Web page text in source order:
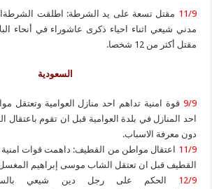
11/9 مقتل تسعة على يد الشرطة: اطلقت
مدني شيعي اثناء احياء ذكرى عاشوراء في أنحاء
مقتل أكثر من 12 شخصا.
السعودية
9/9 قوة امنية تداهم احد منازل العوامية وتعتقل
احد المنازل في بلدة العوامية قبل ان تقوم باعتقال
دون معرفة الاسباب.
11/9 اعتقال مواطن من القطيف: داهمت قوات
القطيف قبل ان تعتقل الشاب موسى إبراهيم
12/9